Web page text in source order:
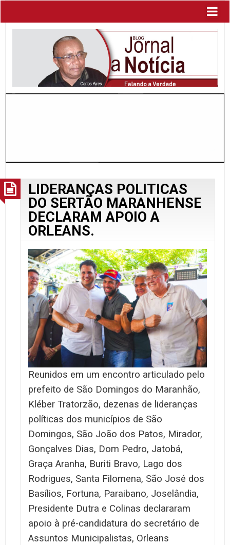
LIDERANÇAS POLITICAS
DO SERTÃO MARANHENSE
DECLARAM APOIO A
ORLEANS.
Reunidos em um encontro articulado pelo
prefeito de São Domingos do Maranhão,
Kléber Tratorzão, dezenas de lideranças
políticas dos municípios de São
Domingos, São João dos Patos, Mirador,
Gonçalves Dias, Dom Pedro, Jatobá,
Graça Aranha, Buriti Bravo, Lago dos
Rodrigues, Santa Filomena, São José dos
Basílios, Fortuna, Paraibano, Joselândia,
Presidente Dutra e Colinas declararam
apoio à pré-candidatura do secretário de
Assuntos Municipalistas, Orleans